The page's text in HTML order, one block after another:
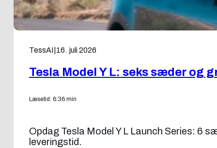
TessAI 16. juli 2026
Tesla Model Y L: seks sæder og
Læsetid: 6:36 min
Opdag Tesla Model Y L Launch Series: 6
leveringstid.